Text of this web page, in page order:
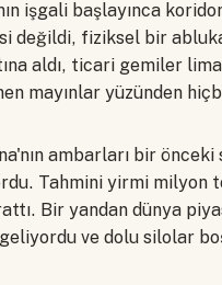
işgali başlayınca
değildi, fiziksel bir
aldı, ticari gemiler
mayınlar yüzünden
ambarları bir
Tahmini yirmi
Bir yandan dünya
ve dolu silolar